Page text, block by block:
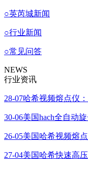
○英芮城新闻
○行业新闻
○常见问答
NEWS
行业资讯
28-07哈希视频熔点仪
30-06美国hach全自动
26-05美国哈希视频熔
27-04美国哈希快速高